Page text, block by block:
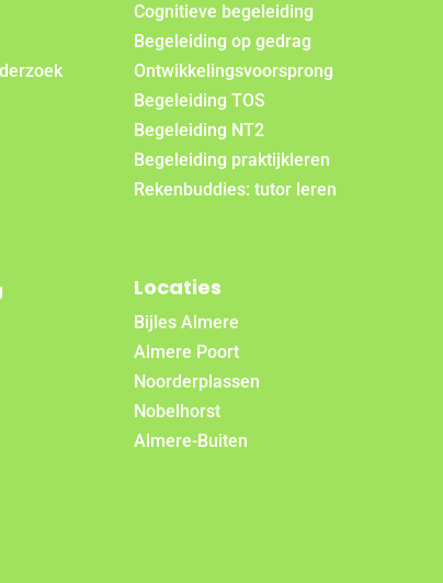
Cognitieve begeleiding
Begeleiding op gedrag
Ontwikkelingsvoorsprong
Begeleiding TOS
Begeleiding NT2
Begeleiding praktijkleren
Rekenbuddies: tutor leren
Locaties
Bijles Almere
Almere Poort
Noorderplassen
Nobelhorst
Almere-Buiten